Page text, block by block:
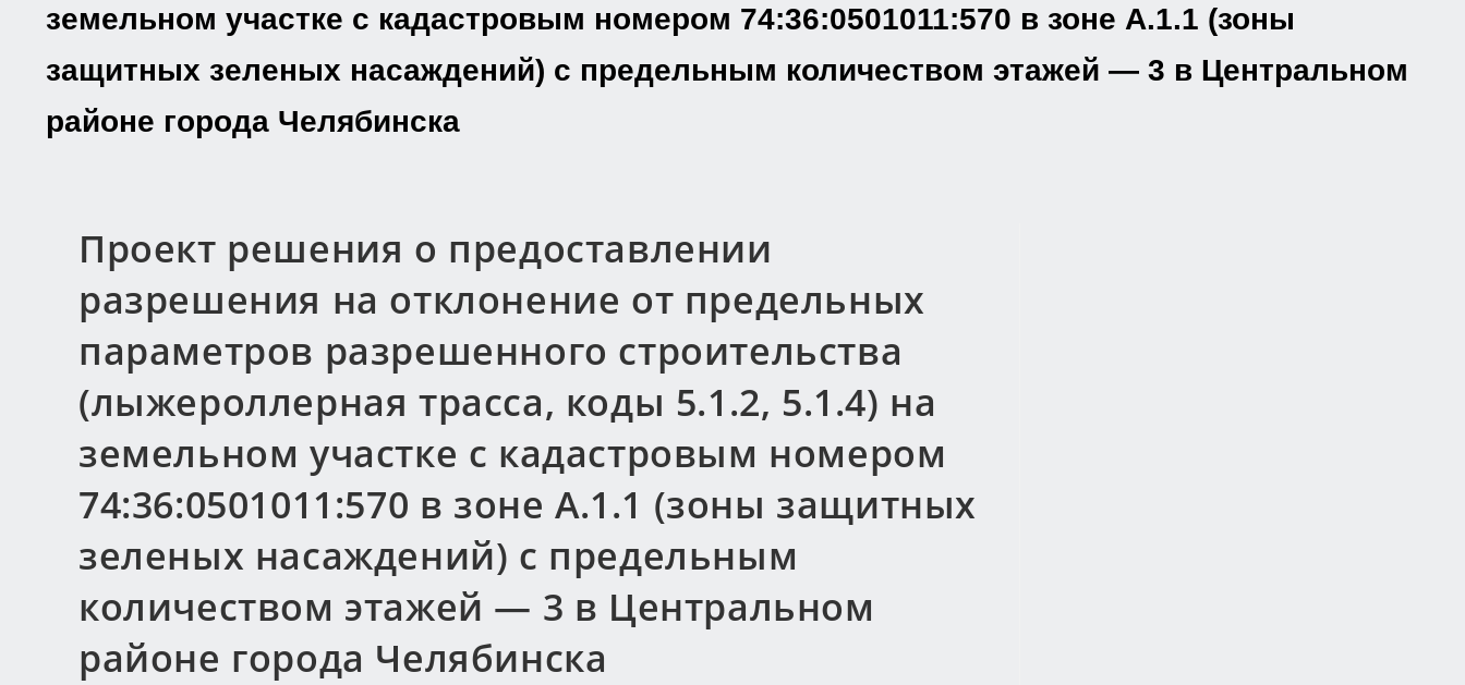
земельном участке с кадастровым номером 74:36:0501011:570 в зоне А.1.1 (зоны
защитных зеленых насаждений) с предельным количеством этажей — 3 в Центральном
районе города Челябинска
Проект решения о предоставлении
разрешения на отклонение от предельных
параметров разрешенного строительства
(лыжероллерная трасса, коды 5.1.2, 5.1.4) на
земельном участке с кадастровым номером
74:36:0501011:570 в зоне А.1.1 (зоны защитных
зеленых насаждений) с предельным
количеством этажей — 3 в Центральном
районе города Челябинска